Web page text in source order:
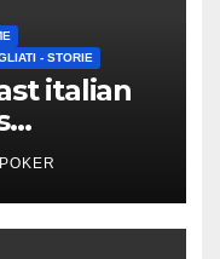
- STORIE
italian